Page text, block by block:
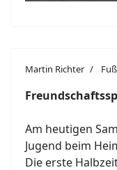
Martin Richter
Am heutigen
Jugend beim
Die erste